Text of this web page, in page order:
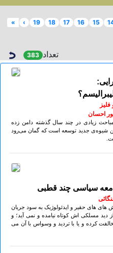
15
16
17
18
19
›
»
تعداد 383
فلیز
احسان
زیادی در چند سال گذشته دامن زده
شیوه‌ی جدید توسعه است که گمان می‌رود
سیاسی چند قطبی
های حقیر و ایدئولوژیک به سود جریان
دید مسلکی اش کوتاه نیامده و نمی آید؛ و
کرده و یا با تردید و وسواس با آن می